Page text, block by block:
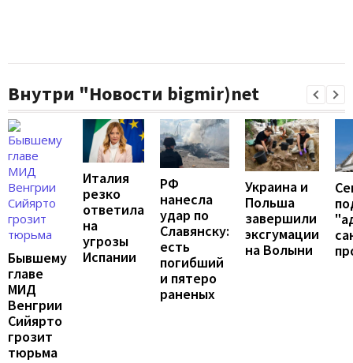
Внутри "Новости bigmir)net
Бывшему
главе
МИД
Венгрии
Сийярто
грозит
тюрьма
Италия
резко
ответила
на
угрозы
Испании
РФ
нанесла
удар по
Славянску:
есть
погибший
и пятеро
раненых
Украина и
Польша
завершили
эксгумации
на Волыни